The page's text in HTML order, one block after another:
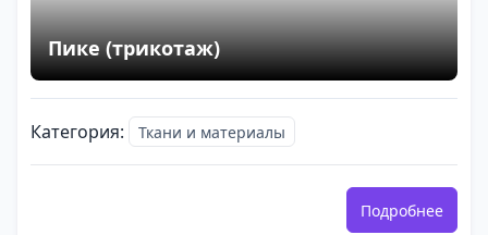
Пике (трикотаж)
Категория: Ткани и материалы
Подробнее